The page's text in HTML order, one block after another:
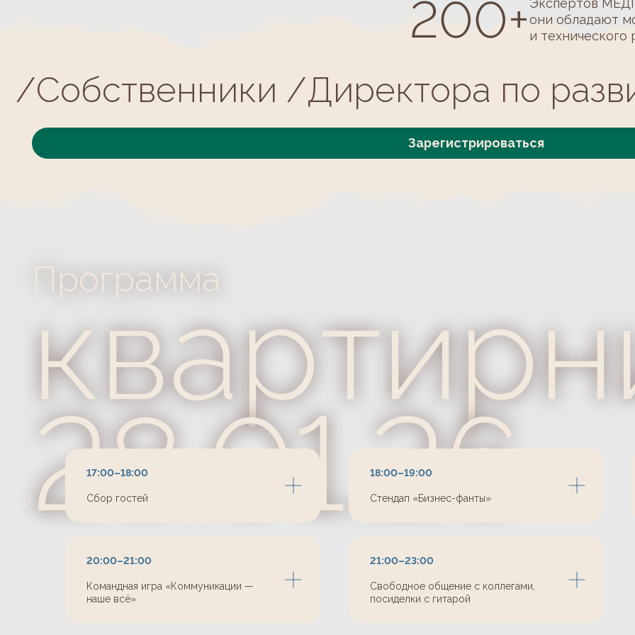
17:00–18:00
Сбор гостей
18:00–19:00
Стендап «Бизнес-фанты»
20:00–21:00
Командная игра «Коммуникации —
наше всё»
21:00–23:00
Свободное общение с коллегами,
посиделки с гитаройРесторан
Где встречаемся
место